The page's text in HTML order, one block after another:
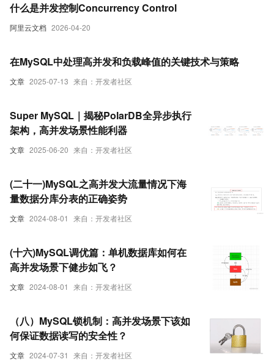
阿里云文档 2026-04-20
什么是并发控制Concurrency Control
文章 2025-07-13 来自：开发者社区
在MySQL中处理高并发和负载峰值的关键技术与策略
文章 2025-06-20 来自：开发者社区
Super MySQL｜揭秘PolarDB全异步执行
架构，高并发场景性能利器
文章 2024-08-01 来自：开发者社区
(二十一)MySQL之高并发大流量情况下海
量数据分库分表的正确姿势
文章 2024-08-01 来自：开发者社区
(十六)MySQL调优篇：单机数据库如何在
高并发场景下健步如飞？
文章 2024-07-31 来自：开发者社区
（八）MySQL锁机制：高并发场景下该如
何保证数据读写的安全性？